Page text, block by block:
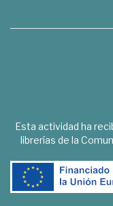
Esta actividad ha
librerías de la